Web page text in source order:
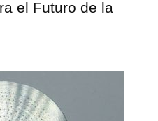
el Futuro de la